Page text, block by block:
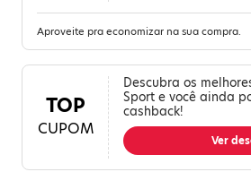
Aproveite pra economizar na sua compra.
TOP
CUPOM
Descubra os
Sport e você ainda
cashback!
Ver